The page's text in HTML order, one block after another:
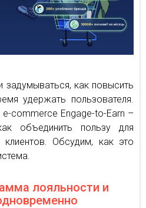
задумываться, как повысить
удержать пользователя.
commerce Engage-to-Earn –
объединить пользу для
клиентов. Обсудим, как это
лояльности и